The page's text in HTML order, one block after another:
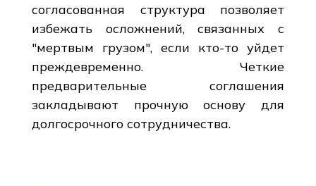
согласованная структура позволяет
избежать осложнений, связанных с
"мертвым грузом", если кто-то уйдет
преждевременно. Четкие
предварительные соглашения
закладывают прочную основу для
долгосрочного сотрудничества.